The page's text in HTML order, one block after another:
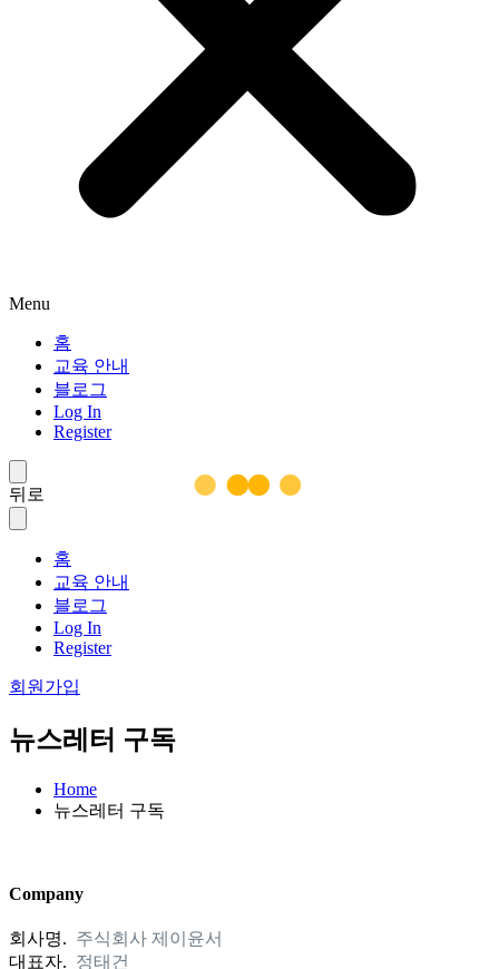
Menu
홈
교육 안내
블로그
Log In
Register
뒤로
홈
교육 안내
블로그
Log In
Register
회원가입
뉴스레터 구독
Home
뉴스레터 구독
Company
회사명. 주식회사 제이윤서
대표자. 정태건